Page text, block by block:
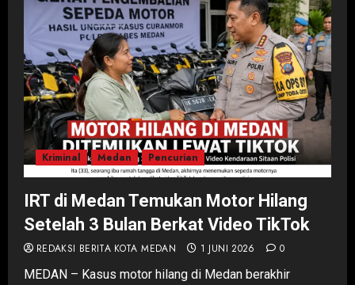
Kriminal Medan Pencurian
IRT di Medan Temukan Motor Hilang
Setelah 3 Bulan Berkat Video TikTok
REDAKSI BERITA KOTA MEDAN 1 JUNI 2026 0
MEDAN – Kasus motor hilang di Medan berakhir